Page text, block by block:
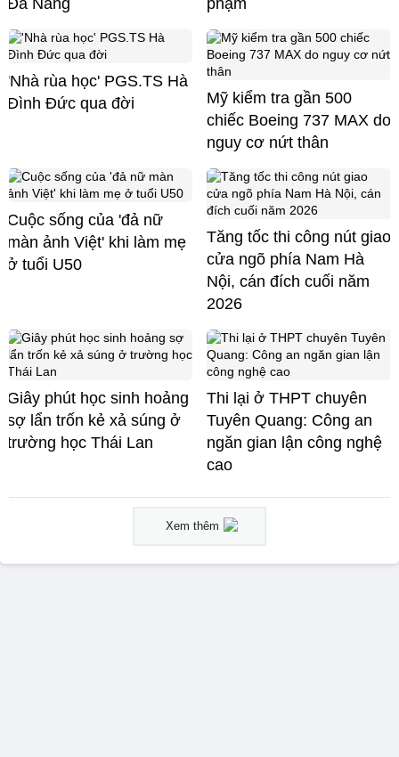
Đà Nẵng
phạm
'Nhà rùa học' PGS.TS Hà
Đình Đức qua đời
Mỹ kiểm tra gần 500
chiếc Boeing 737 MAX do
nguy cơ nứt thân
Cuộc sống của 'đả nữ
màn ảnh Việt' khi làm mẹ
ở tuổi U50
Tăng tốc thi công nút giao
cửa ngõ phía Nam Hà
Nội, cán đích cuối năm
2026
Giây phút học sinh hoảng
sợ lẩn trốn kẻ xả súng ở
trường học Thái Lan
Thi lại ở THPT chuyên
Tuyên Quang: Công an
ngăn gian lận công nghệ
cao
Xem thêm